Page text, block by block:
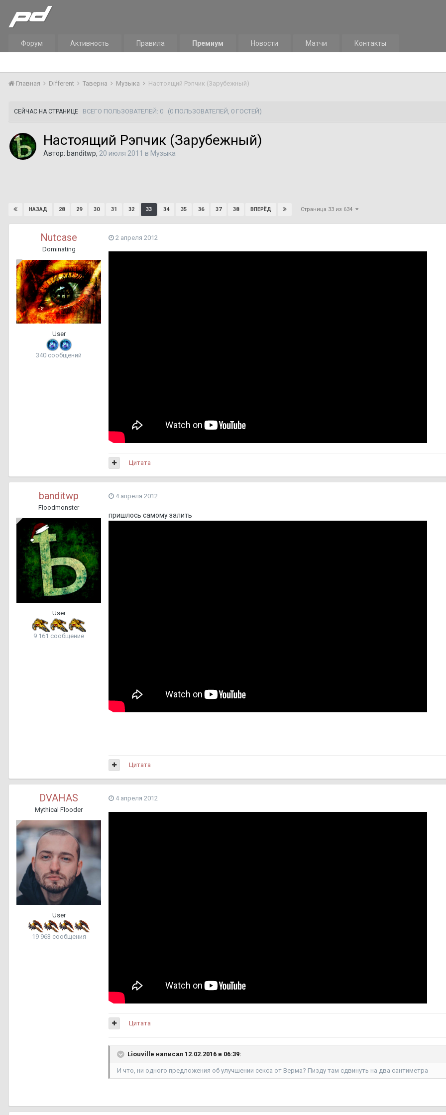
Форум Активность Правила Премиум Новости Матчи Контакты
Главная Different Таверна Музыка Настоящий Рэпчик (Зарубежный)
СЕЙЧАС НА СТРАНИЦЕ ВСЕГО ПОЛЬЗОВАТЕЛЕЙ: 0 (0 ПОЛЬЗОВАТЕЛЕЙ, 0 ГОСТЕЙ)
Настоящий Рэпчик (Зарубежный)
Автор: banditwp, 20 июля 2011 в Музыка
НАЗАД 28 29 30 31 32 33 34 35 36 37 38 ВПЕРЁД Страница 33 из 634
Nutcase
Dominating
User
340 сообщений
2 апреля 2012
Цитата
banditwp
Floodmonster
User
9 161 сообщение
4 апреля 2012
пришлось самому залить
Цитата
DVAHAS
Mythical Flooder
User
19 963 сообщения
4 апреля 2012
Цитата
Liouville написал 12.02.2016 в 06:39:
И что, ни одного предложения об улучшении секса от Верма? Пизду там сдвинуть на два сантиметра